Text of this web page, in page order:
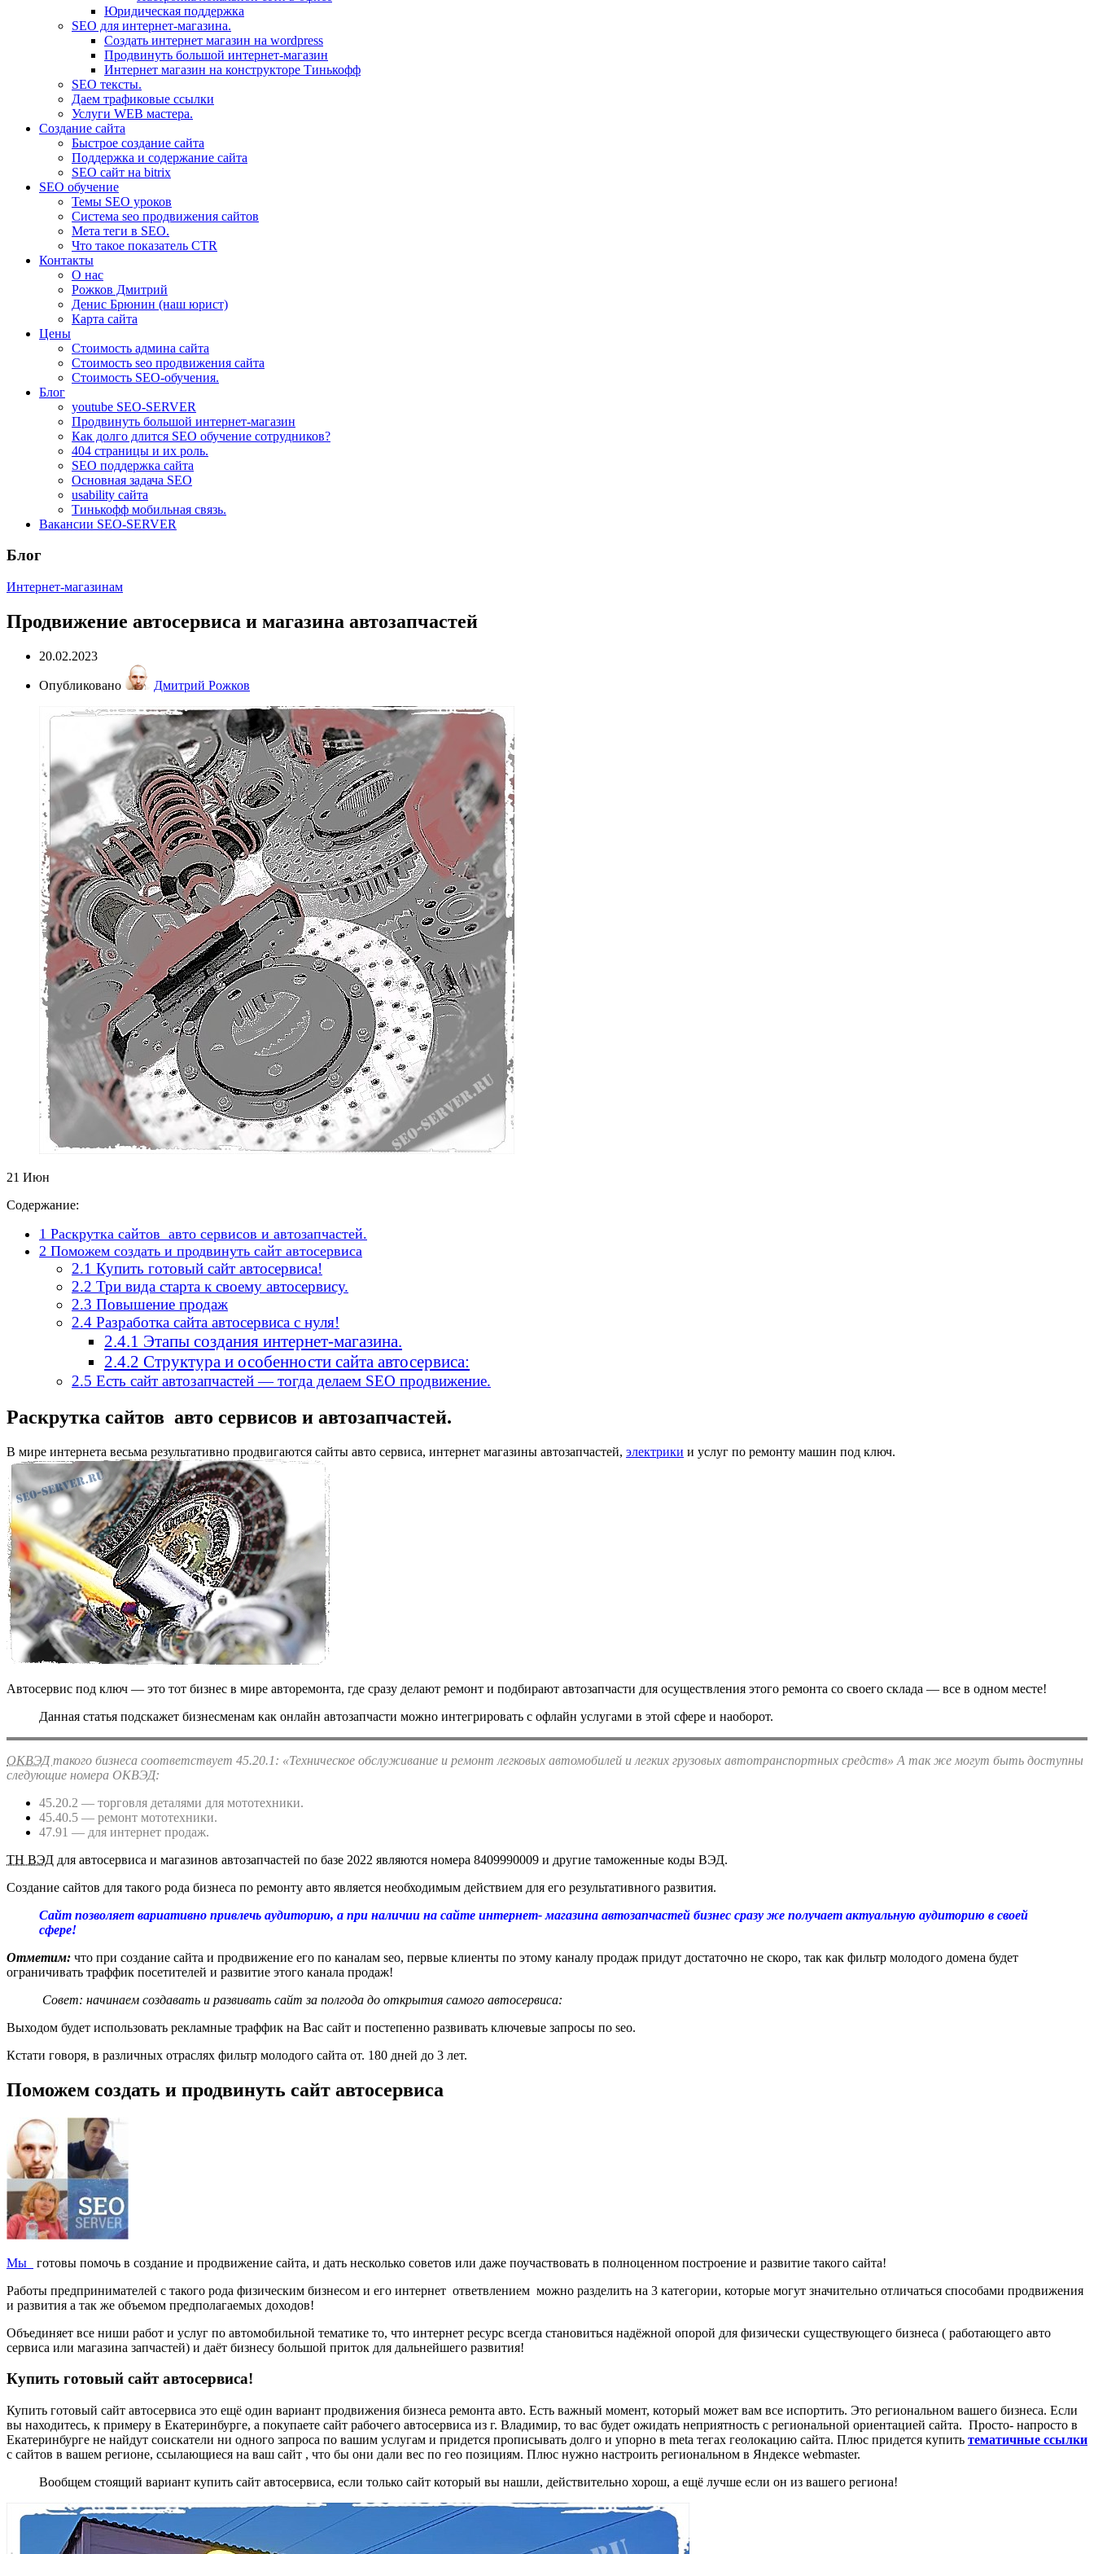
Юридическая поддержка
SEO для интернет-магазина.
Создать интернет магазин на wordpress
Продвинуть большой интернет-магазин
Интернет магазин на конструкторе Тинькофф
SEO тексты.
Даем трафиковые ссылки
Услуги WEB мастера.
Создание сайта
Быстрое создание сайта
Поддержка и содержание сайта
SEO сайт на bitrix
SEO обучение
Темы SEO уроков
Система seo продвижения сайтов
Мета теги в SEO.
Что такое показатель CTR
Контакты
О нас
Рожков Дмитрий
Денис Брюнин (наш юрист)
Карта сайта
Цены
Стоимость админа сайта
Стоимость seo продвижения сайта
Стоимость SEO-обучения.
Блог
youtube SEO-SERVER
Продвинуть большой интернет-магазин
Как долго длится SEO обучение сотрудников?
404 страницы и их роль.
SEO поддержка сайта
Основная задача SEO
usability сайта
Тинькофф мобильная связь.
Вакансии SEO-SERVER
Блог
Интернет-магазинам
Продвижение автосервиса и магазина автозапчастей
20.02.2023
Опубликовано Дмитрий Рожков
21 Июн
Содержание:
1 Раскрутка сайтов авто сервисов и автозапчастей.
2 Поможем создать и продвинуть сайт автосервиса
2.1 Купить готовый сайт автосервиса!
2.2 Три вида старта к своему автосервису.
2.3 Повышение продаж
2.4 Разработка сайта автосервиса с нуля!
2.4.1 Этапы создания интернет-магазина.
2.4.2 Структура и особенности сайта автосервиса:
2.5 Есть сайт автозапчастей — тогда делаем SEO продвижение.
Раскрутка сайтов авто сервисов и автозапчастей.
В мире интернета весьма результативно продвигаются сайты авто сервиса, интернет магазины автозапчастей, электрики и услуг по ремонту машин под ключ.
Автосервис под ключ — это тот бизнес в мире авторемонта, где сразу делают ремонт и подбирают автозапчасти для осуществления этого ремонта со своего склада — все в одном месте!
Данная статья подскажет бизнесменам как онлайн автозапчасти можно интегрировать с офлайн услугами в этой сфере и наоборот.
ОКВЭД такого бизнеса соответствует 45.20.1: «Техническое обслуживание и ремонт легковых автомобилей и легких грузовых автотранспортных средств» А так же могут быть доступны
следующие номера ОКВЭД:
45.20.2 — торговля деталями для мототехники.
45.40.5 — ремонт мототехники.
47.91 — для интернет продаж.
ТН ВЭД для автосервиса и магазинов автозапчастей по базе 2022 являются номера 8409990009 и другие таможенные коды ВЭД.
Создание сайтов для такого рода бизнеса по ремонту авто является необходимым действием для его результативного развития.
Сайт позволяет вариативно привлечь аудиторию, а при наличии на сайте интернет- магазина автозапчастей бизнес сразу же получает актуальную аудиторию в своей
сфере!
Отметим: что при создание сайта и продвижение его по каналам seo, первые клиенты по этому каналу продаж придут достаточно не скоро, так как фильтр молодого домена будет
ограничивать траффик посетителей и развитие этого канала продаж!
Совет: начинаем создавать и развивать сайт за полгода до открытия самого автосервиса:
Выходом будет использовать рекламные траффик на Вас сайт и постепенно развивать ключевые запросы по seo.
Кстати говоря, в различных отраслях фильтр молодого сайта от. 180 дней до 3 лет.
Поможем создать и продвинуть сайт автосервиса
Мы
готовы помочь в создание и продвижение сайта, и дать несколько советов или даже поучаствовать в полноценном построение и развитие такого сайта!
Работы предпринимателей с такого рода физическим бизнесом и его интернет ответвлением можно разделить на 3 категории, которые могут значительно отличаться способами продвижения
и развития а так же объемом предполагаемых доходов!
Объединяет все ниши работ и услуг по автомобильной тематике то, что интернет ресурс всегда становиться надёжной опорой для физически существующего бизнеса ( работающего авто
сервиса или магазина запчастей) и даёт бизнесу большой приток для дальнейшего развития!
Купить готовый сайт автосервиса!
Купить готовый сайт автосервиса это ещё один вариант продвижения бизнеса ремонта авто. Есть важный момент, который может вам все испортить. Это региональном вашего бизнеса. Если
вы находитесь, к примеру в Екатеринбурге, а покупаете сайт рабочего автосервиса из г. Владимир, то вас будет ожидать неприятность с региональной ориентацией сайта. Просто- напросто в
Екатеринбурге не найдут соискатели ни одного запроса по вашим услугам и придется прописывать долго и упорно в meta тегах геолокацию сайта. Плюс придется купить тематичные ссылки
с сайтов в вашем регионе, ссылающиеся на ваш сайт , что бы они дали вес по гео позициям. Плюс нужно настроить региональном в Яндексе webmaster.
Вообщем стоящий вариант купить сайт автосервиса, если только сайт который вы нашли, действительно хорош, а ещё лучше если он из вашего региона!